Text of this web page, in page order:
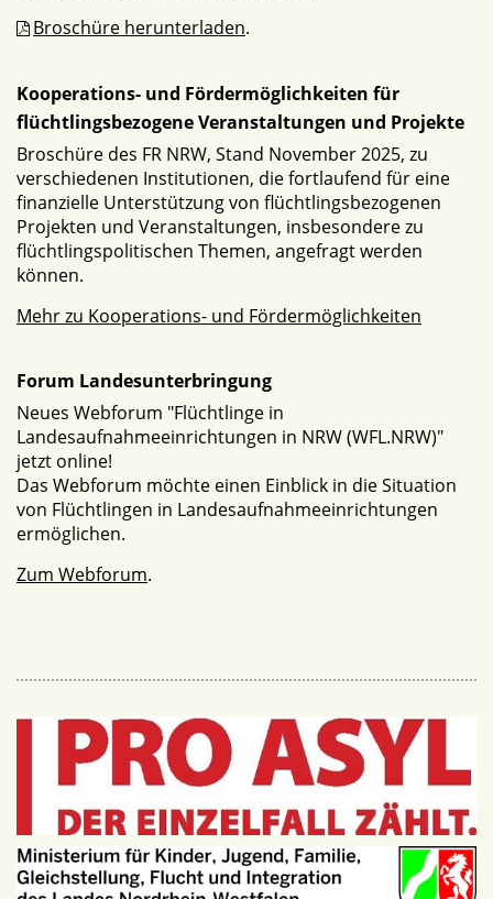
Broschüre herunterladen.
Kooperations- und Fördermöglichkeiten für
flüchtlingsbezogene Veranstaltungen und Projekte
Broschüre des FR NRW, Stand November 2025, zu
verschiedenen Institutionen, die fortlaufend für eine
finanzielle Unterstützung von flüchtlingsbezogenen
Projekten und Veranstaltungen, insbesondere zu
flüchtlingspolitischen Themen, angefragt werden
können.
Mehr zu Kooperations- und Fördermöglichkeiten
Forum Landesunterbringung
Neues Webforum "Flüchtlinge in
Landesaufnahmeeinrichtungen in NRW (WFL.NRW)"
jetzt online!
Das Webforum möchte einen Einblick in die Situation
von Flüchtlingen in Landesaufnahmeeinrichtungen
ermöglichen.
Zum Webforum.